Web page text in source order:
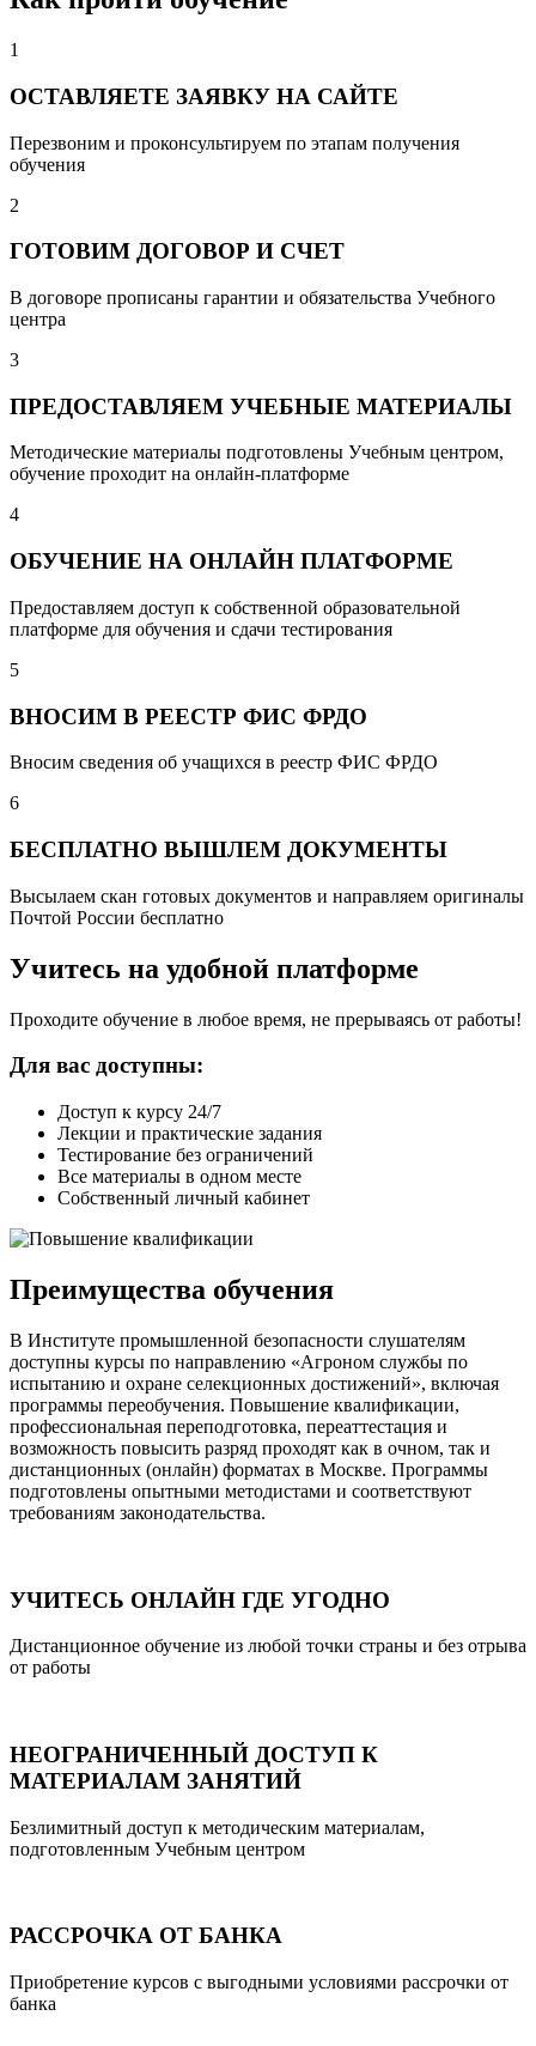
1
ОСТАВЛЯЕТЕ ЗАЯВКУ НА САЙТЕ
Перезвоним и проконсультируем по этапам получения
обучения
2
ГОТОВИМ ДОГОВОР И СЧЕТ
В договоре прописаны гарантии и обязательства Учебного
центра
3
ПРЕДОСТАВЛЯЕМ УЧЕБНЫЕ МАТЕРИАЛЫ
Методические материалы подготовлены Учебным центром,
обучение проходит на онлайн-платформе
4
ОБУЧЕНИЕ НА ОНЛАЙН ПЛАТФОРМЕ
Предоставляем доступ к собственной образовательной
платформе для обучения и сдачи тестирования
5
ВНОСИМ В РЕЕСТР ФИС ФРДО
Вносим сведения об учащихся в реестр ФИС ФРДО
6
БЕСПЛАТНО ВЫШЛЕМ ДОКУМЕНТЫ
Высылаем скан готовых документов и направляем оригиналы
Почтой России бесплатно
Учитесь на удобной платформе
Проходите обучение в любое время, не прерываясь от работы!
Для вас доступны:
Доступ к курсу 24/7
Лекции и практические задания
Тестирование без ограничений
Все материалы в одном месте
Собственный личный кабинет
Преимущества обучения
В Институте промышленной безопасности слушателям
доступны курсы по направлению «Агроном службы по
испытанию и охране селекционных достижений», включая
программы переобучения. Повышение квалификации,
профессиональная переподготовка, переаттестация и
возможность повысить разряд проходят как в очном, так и
дистанционных (онлайн) форматах в Москве. Программы
подготовлены опытными методистами и соответствуют
требованиям законодательства.
УЧИТЕСЬ ОНЛАЙН ГДЕ УГОДНО
Дистанционное обучение из любой точки страны и без отрыва
от работы
НЕОГРАНИЧЕННЫЙ ДОСТУП К
МАТЕРИАЛАМ ЗАНЯТИЙ
Безлимитный доступ к методическим материалам,
подготовленным Учебным центром
РАССРОЧКА ОТ БАНКА
Приобретение курсов с выгодными условиями рассрочки от
банка